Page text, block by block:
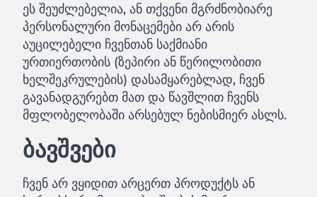
ეს შეუძლებელია, ან თქვენი მგრძნობიარე
პერსონალური მონაცემები არ არის
აუცილებელი ჩვენთან საქმიანი
ურთიერთობის (ზეპირი ან წერილობითი
ხელშეკრულების) დასამყარებლად, ჩვენ
გავანადგურებთ მათ და წავშლით ჩვენს
მფლობელობაში არსებულ ნებისმიერ ასლს.
ბავშვები
ჩვენ არ ვყიდით არცერთ პროდუქტს ან